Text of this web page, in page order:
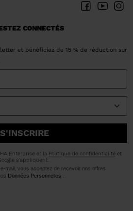
CONNECTÉS
et bénéficiez de 15 % de réduction sur
S'INSCRIRE
Enterprise et la Politique de confidentialité et
s'appliquent.
mail, vous acceptez de recevoir nos offres
Données Personnelles